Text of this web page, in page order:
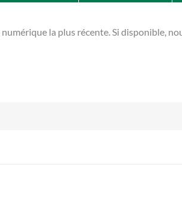
la plus récente. Si disponible,